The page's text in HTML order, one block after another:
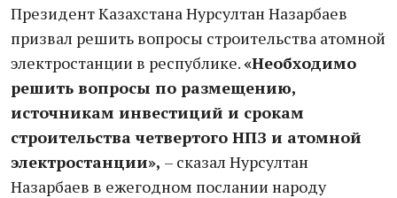
Президент Казахстана Нурсултан Назарбаев
призвал решить вопросы строительства атомной
электростанции в республике.«Необходимо
решить вопросы по размещению,
источникам инвестиций и срокам
строительства четвертого НПЗ и атомной
электростанции», – сказал Нурсултан
Назарбаев в ежегодном послании народу